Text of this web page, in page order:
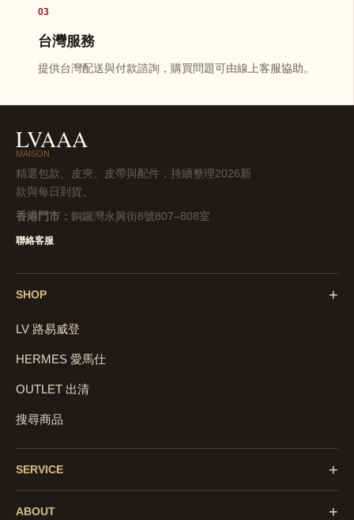
03
台灣服務
提供台灣配送與付款諮詢，購買問題可由線上客服協助。
LVAAA
MAISON
精選包款、皮夾、皮帶與配件，持續整理2026新
款與每日到貨。
香港門市： 銅鑼灣永興街8號807–808室
聯絡客服
SHOP +
LV 路易威登
HERMES 愛馬仕
OUTLET 出清
搜尋商品
SERVICE +
ABOUT +